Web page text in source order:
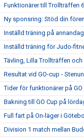
Funktionärer till Trollträffen
Ny sponsring: Stöd din
Inställd träning på
Inställd träning för Judo-
Tävling, Lilla Trollträffen
Resultat vid GO-cup -
Tider för funktionärer på GO
Bakning till GO Cup på
Full fart på On-läger i
Division 1 match mellan